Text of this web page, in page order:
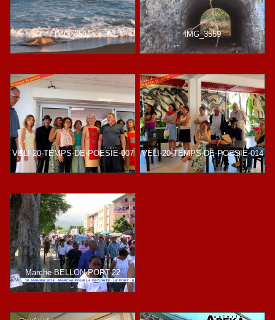
IMG_3511 IMG_3559
VELI-20-TEMPS-DE-POESIE-007 VELI-20-TEMPS-DE-POESIE-014
Marche-BELLON-PORT-22